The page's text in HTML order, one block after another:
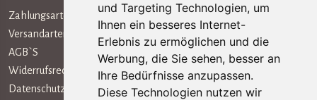
und Targeting Technologien, um
Ihnen ein besseres Internet-
Erlebnis zu ermöglichen und die
Werbung, die Sie sehen, besser an
Ihre Bedürfnisse anzupassen.
Diese Technologien nutzen wir
Zahlungsarten
Versandarten
AGB`S
Widerrufsrecht
Datenschutz
Das Unternehmen